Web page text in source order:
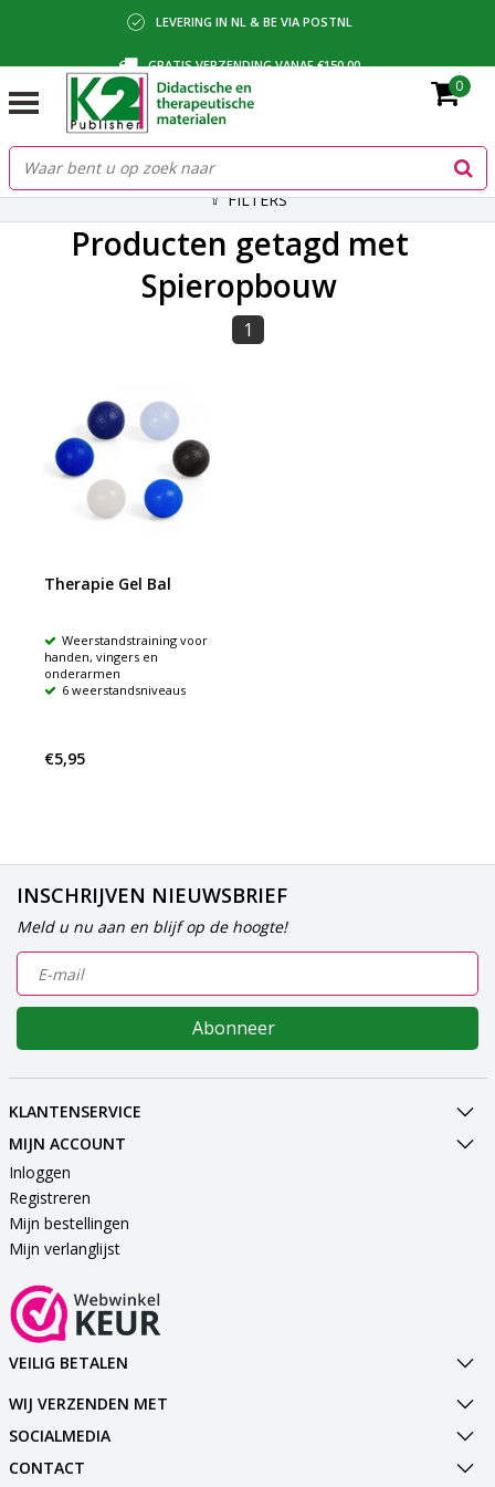
LEVERING IN NL & BE VIA POSTNL
GRATIS VERZENDING VANAF €150,00
BETALING VIA IDEAL, BANCONTACT OF FACTUUR
0
FILTERS
Producten getagd met
Spieropbouw
1
Therapie Gel Bal
Weerstandstraining voor
handen, vingers en
onderarmen
6 weerstandsniveaus
€5,95
INSCHRIJVEN NIEUWSBRIEF
Meld u nu aan en blijf op de hoogte!
Abonneer
KLANTENSERVICE
MIJN ACCOUNT
Inloggen
Registreren
Mijn bestellingen
Mijn verlanglijst
VEILIG BETALEN
WIJ VERZENDEN MET
SOCIALMEDIA
CONTACT